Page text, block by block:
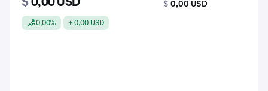
$ 0,00 USD
0,00% + 0,00 USD
$ 0,00 USD